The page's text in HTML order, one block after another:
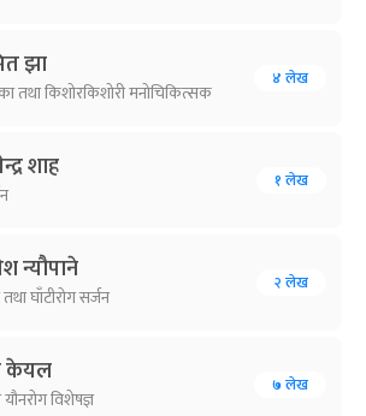
झा
तथा किशोरकिशोरी मनोचिकित्सक
४ लेख
शाह १ लेख
न्यौपाने
घाँटीरोग सर्जन
२ लेख
केयल
विशेषज्ञ
७ लेख